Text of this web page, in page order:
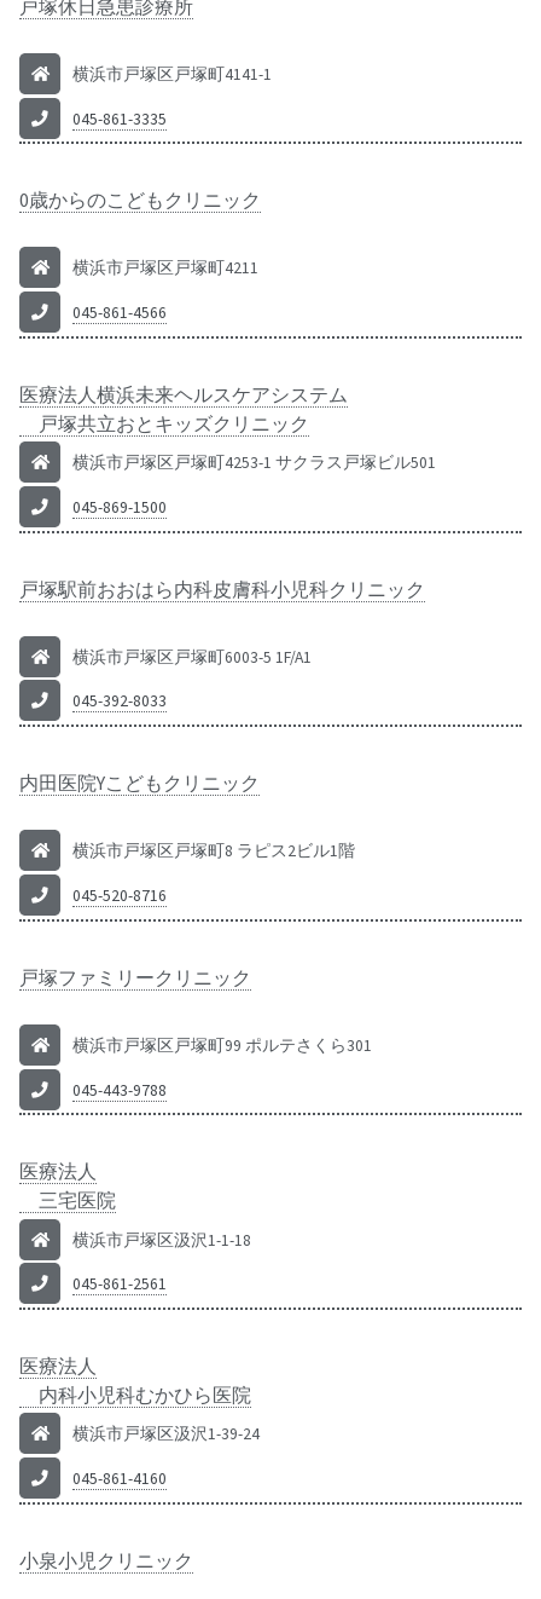
戸塚休日急患診療所
横浜市戸塚区戸塚町4141-1
045-861-3335
0歳からのこどもクリニック
横浜市戸塚区戸塚町4211
045-861-4566
医療法人横浜未来ヘルスケアシステム
戸塚共立おとキッズクリニック
横浜市戸塚区戸塚町4253-1 サクラス戸塚ビル501
045-869-1500
戸塚駅前おおはら内科皮膚科小児科クリニック
横浜市戸塚区戸塚町6003-5 1F/A1
045-392-8033
内田医院Yこどもクリニック
横浜市戸塚区戸塚町8 ラピス2ビル1階
045-520-8716
戸塚ファミリークリニック
横浜市戸塚区戸塚町99 ポルテさくら301
045-443-9788
医療法人
三宅医院
横浜市戸塚区汲沢1-1-18
045-861-2561
医療法人
内科小児科むかひら医院
横浜市戸塚区汲沢1-39-24
045-861-4160
小泉小児クリニック